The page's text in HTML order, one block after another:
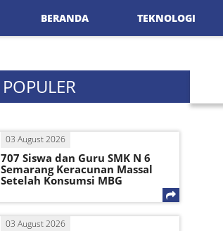
BERANDA TEKNOLOGI
POPULER
03 August 2026
707 Siswa dan Guru SMK N 6
Semarang Keracunan Massal
Setelah Konsumsi MBG
03 August 2026